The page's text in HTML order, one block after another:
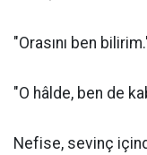
"Orasını ben
"O hâlde, ben de
Nefise, sevinç